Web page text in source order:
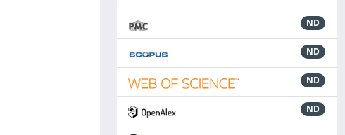
ND
ND
ND
ND